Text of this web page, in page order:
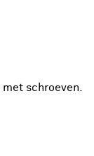
schroeven.